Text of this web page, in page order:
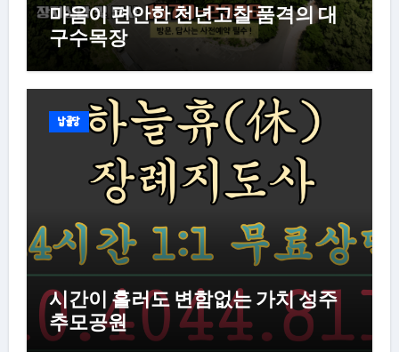
마음이 편안한 천년고찰 품격의 대
구수목장
납골당
시간이 흘러도 변함없는 가치 성주
추모공원